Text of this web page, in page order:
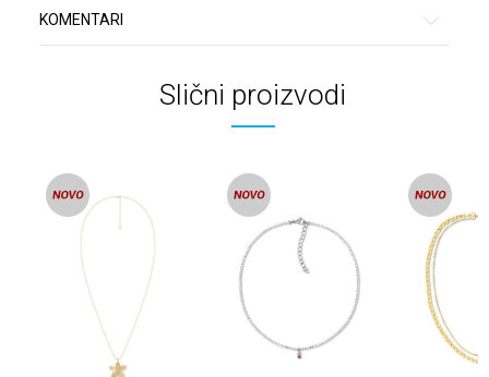
KOMENTARI
Slični proizvodi